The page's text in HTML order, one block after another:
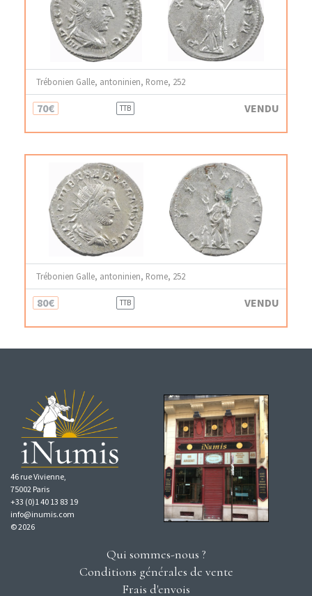
Trébonien Galle, antoninien, Rome, 252
70€ TTB VENDU
Trébonien Galle, antoninien, Rome, 252
80€ TTB VENDU
46 rue Vivienne,
75002 Paris
+33 (0)1 40 13 83 19
info@inumis.com
© 2026
Qui sommes-nous ?
Conditions générales de vente
Frais d'envois